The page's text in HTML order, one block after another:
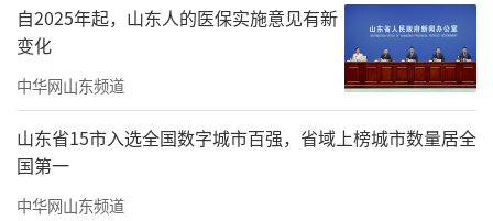
南市政府的批准。这在全国属于首创。”王力
一说。
自2025年起，山东人的医保实施意见有新
变化
中华网山东频道
山东省15市入选全国数字城市百强，省域上榜城市数量居全
国第一
中华网山东频道